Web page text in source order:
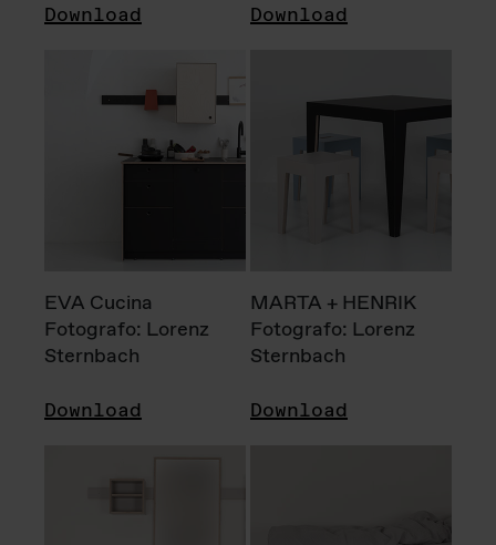
Download Download
EVA Cucina
Fotografo: Lorenz
Sternbach
Download
MARTA + HENRIK
Fotografo: Lorenz
Sternbach
Download